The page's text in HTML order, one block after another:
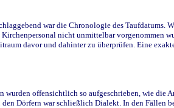
war die Chronologie des
nicht unmittelbar vorgenommen
davor und dahinter zu überprüfen. Eine
offensichtlich so aufgeschrieben, wie die
Dörfern war schließlich Dialekt. In den